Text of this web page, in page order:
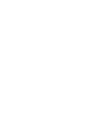
Maison